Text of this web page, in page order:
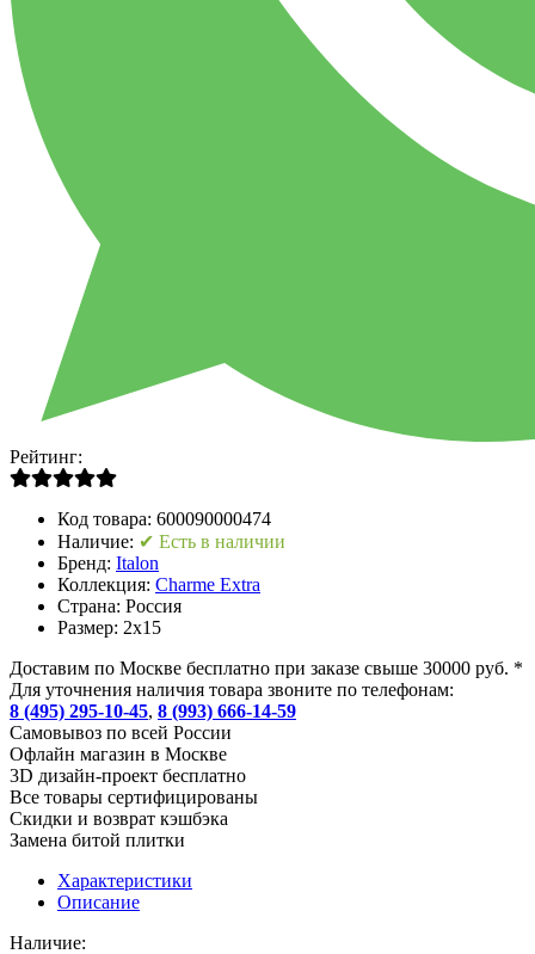
Рейтинг:
Код товара: 600090000474
Наличие: ✔ Есть в наличии
Бренд: Italon
Коллекция: Charme Extra
Страна: Россия
Размер: 2x15
Доставим по Москве бесплатно при заказе свыше 30000 руб. *
Для уточнения наличия товара звоните по телефонам:
8 (495) 295-10-45, 8 (993) 666-14-59
Cамовывоз по всей России
Офлайн магазин в Москве
3D дизайн-проект бесплатно
Все товары сертифицированы
Скидки и возврат кэшбэка
Замена битой плитки
Характеристики
Описание
Наличие: